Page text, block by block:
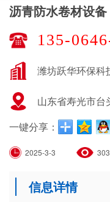
沥青防水卷材设备
135-
潍坊跃华环保科
山东省寿光市台
一键分享：
2025-3-3 303
信息详情